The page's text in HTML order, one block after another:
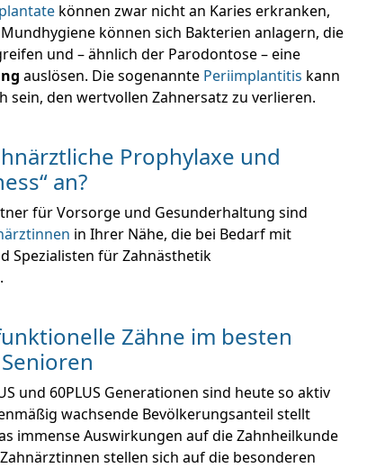
können zwar nicht an Karies erkranken,
können sich Bakterien anlagern, die
und – ähnlich der Parodontose – eine
auslösen. Die sogenannte Periimplantitis kann
sein, den wertvollen Zahnersatz zu verlieren.
Prophylaxe und
an?
für Vorsorge und Gesunderhaltung sind
in Ihrer Nähe, die bei Bedarf mit
Spezialisten für Zahnästhetik
Zähne im besten
und 60PLUS Generationen sind heute so aktiv
wachsende Bevölkerungsanteil stellt
immense Auswirkungen auf die Zahnheilkunde
stellen sich auf die besonderen